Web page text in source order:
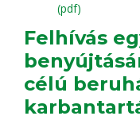
(pdf)
Felhívás
célú